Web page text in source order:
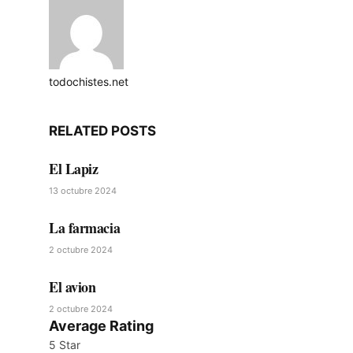
todochistes.net
RELATED POSTS
El Lapiz
13 octubre 2024
La farmacia
2 octubre 2024
El avion
2 octubre 2024
Average Rating
5 Star